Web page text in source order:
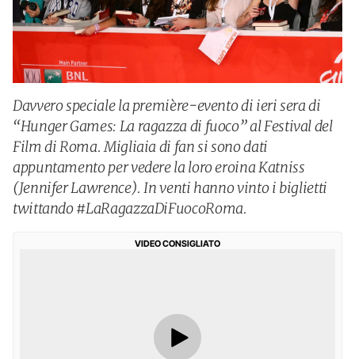
Davvero speciale la première-evento di ieri sera di
“Hunger Games: La ragazza di fuoco” al Festival del
Film di Roma. Migliaia di fan si sono dati
appuntamento per vedere la loro eroina Katniss
(Jennifer Lawrence). In venti hanno vinto i biglietti
twittando #LaRagazzaDiFuocoRoma.
VIDEO CONSIGLIATO